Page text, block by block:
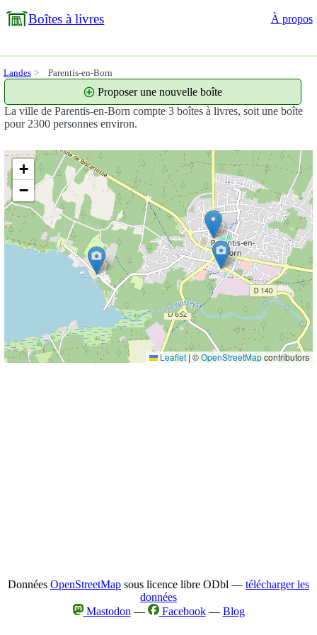
Boîtes à livres À propos
Landes Parentis-en-Born
La ville de Parentis-en-Born compte 3 boîtes à livres, soit une boîte
pour 2300 personnes environ.
Proposer une nouvelle boîte
+
−
Leaflet | ©OpenStreetMapcontributors
Données OpenStreetMap sous licence libre ODbl — télécharger les
données
Mastodon — Facebook— Blog